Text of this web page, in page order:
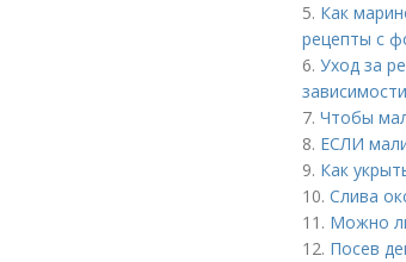
5. Как
рецепты с
6. Уход за
7. Чтобы
8. ЕСЛИ
9. Как
10. Слива
11. Можно
12. Посев